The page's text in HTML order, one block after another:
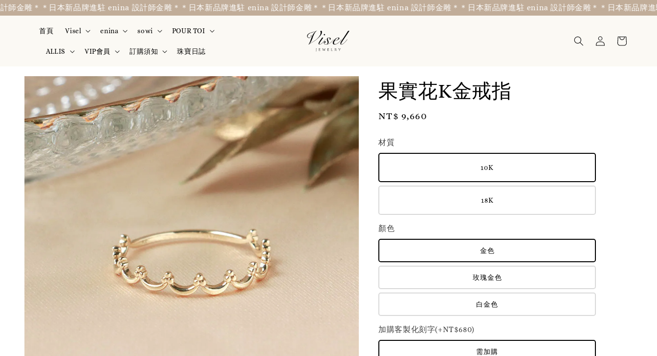
＊＊日本新品牌進駐 enina 設計師金雕＊＊日本新品牌進駐 enina 設計師金雕＊＊日本新品牌進駐 enina 設計師金雕＊＊日本新品牌進駐 enina 設計師金雕＊＊日本新品牌進駐
首頁 Visel enina sowi POUR TOI
ALLIS VIP會員 訂購須知 珠寶日誌
果實花K金戒指
Regular
NT$ 9,660
材質
10K
18K
顏色
金色
玫瑰金色
白金色
加購客製化刻字(+NT$680)
需加購